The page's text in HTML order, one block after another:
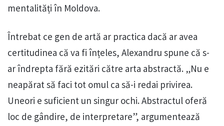
mentalități în Moldova.
Întrebat ce gen de artă ar practica dacă ar avea
certitudinea că va fi înțeles, Alexandru spune că s-
ar îndrepta fără ezitări către arta abstractă. „Nu e
neapărat să faci tot omul ca să-i redai privirea.
Uneori e suficient un singur ochi. Abstractul oferă
loc de gândire, de interpretare”, argumentează